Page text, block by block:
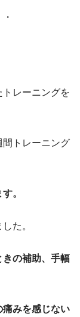
レーニングを
間トレーニング
。
た。
きの補助、手幅
痛みを感じない